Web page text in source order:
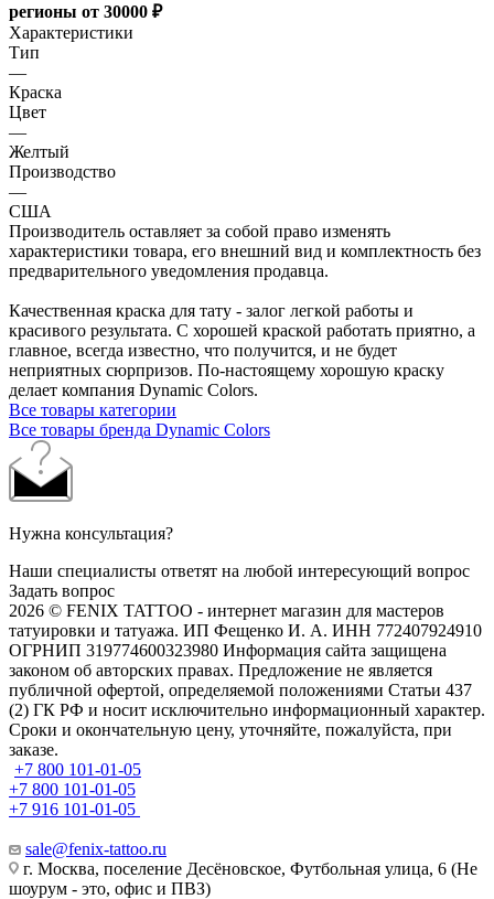
регионы от 30000 ₽
Характеристики
Тип
—
Краска
Цвет
—
Желтый
Производство
—
США
Производитель оставляет за собой право изменять
характеристики товара, его внешний вид и комплектность без
предварительного уведомления продавца.
Качественная краска для тату - залог легкой работы и
красивого результата. С хорошей краской работать приятно, а
главное, всегда известно, что получится, и не будет
неприятных сюрпризов. По-настоящему хорошую краску
делает компания Dynamic Colors.
Все товары категории
Все товары бренда Dynamic Colors
Нужна консультация?
Наши специалисты ответят на любой интересующий вопрос
Задать вопрос
2026 © FENIX TATTOO - интернет магазин для мастеров
татуировки и татуажа. ИП Фещенко И. А. ИНН 772407924910
ОГРНИП 319774600323980 Информация сайта защищена
законом об авторских правах. Предложение не является
публичной офертой, определяемой положениями Статьи 437
(2) ГК РФ и носит исключительно информационный характер.
Сроки и окончательную цену, уточняйте, пожалуйста, при
заказе.
+7 800 101-01-05
+7 800 101-01-05
+7 916 101-01-05
sale@fenix-tattoo.ru
г. Москва, поселение Десёновское, Футбольная улица, 6 (Не
шоурум - это, офис и ПВЗ)